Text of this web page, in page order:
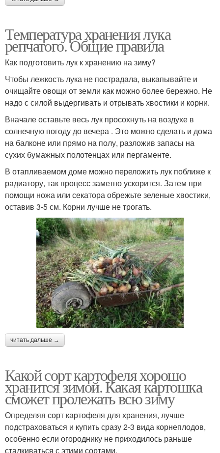
Температура хранения лука
репчатого. Общие правила
Как подготовить лук к хранению на зиму?
Чтобы лежкость лука не пострадала, выкапывайте и
очищайте овощи от земли как можно более бережно. Не
надо с силой выдергивать и отрывать хвостики и корни.
Вначале оставьте весь лук просохнуть на воздухе в
солнечную погоду до вечера . Это можно сделать и дома
на балконе или прямо на полу, разложив запасы на
сухих бумажных полотенцах или пергаменте.
В отапливаемом доме можно переложить лук поближе к
радиатору, так процесс заметно ускорится. Затем при
помощи ножа или секатора обрежьте зеленые хвостики,
оставив 3-5 см. Корни лучше не трогать.
читать дальше →
Какой сорт картофеля хорошо
хранится зимой. Какая картошка
сможет пролежать всю зиму
Определяя сорт картофеля для хранения, лучше
подстраховаться и купить сразу 2-3 вида корнеплодов,
особенно если огороднику не приходилось раньше
сталкиваться с этими сортами.